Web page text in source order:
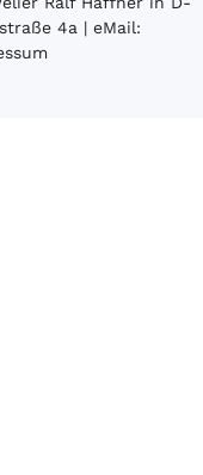
4a | eMail: